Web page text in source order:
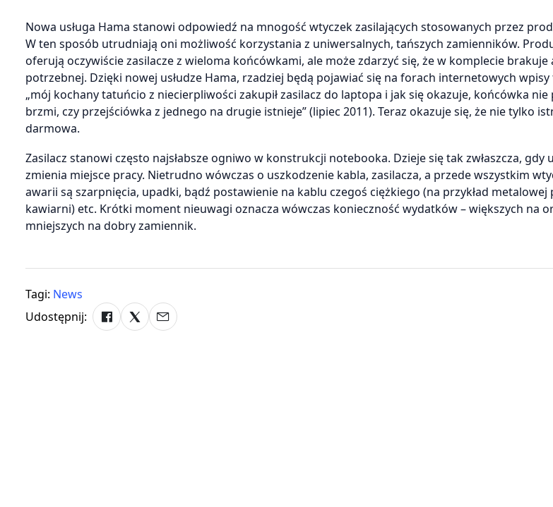
Nowa usługa Hama stanowi odpowiedź na mnogość wtyczek zasilających stosowanych przez
W ten sposób utrudniają oni możliwość korzystania z uniwersalnych, tańszych zamienników.
oferują oczywiście zasilacze z wieloma końcówkami, ale może zdarzyć się, że w komplecie
potrzebnej. Dzięki nowej usłudze Hama, rzadziej będą pojawiać się na forach internetowych wpisy
„mój kochany tatuńcio z niecierpliwości zakupił zasilacz do laptopa i jak się okazuje, końcówka
brzmi, czy przejściówka z jednego na drugie istnieje” (lipiec 2011). Teraz okazuje się, że nie tylko
darmowa.
Zasilacz stanowi często najsłabsze ogniwo w konstrukcji notebooka. Dzieje się tak zwłaszcza, gdy
zmienia miejsce pracy. Nietrudno wówczas o uszkodzenie kabla, zasilacza, a przede wszystkim
awarii są szarpnięcia, upadki, bądź postawienie na kablu czegoś ciężkiego (na przykład
kawiarni) etc. Krótki moment nieuwagi oznacza wówczas konieczność wydatków – większych na
mniejszych na dobry zamiennik.
Tagi: News
Udostępnij: